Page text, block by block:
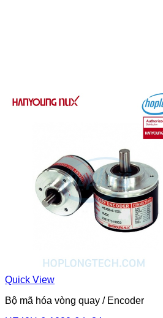
Quick View
Bộ mã hóa vòng quay / Encoder